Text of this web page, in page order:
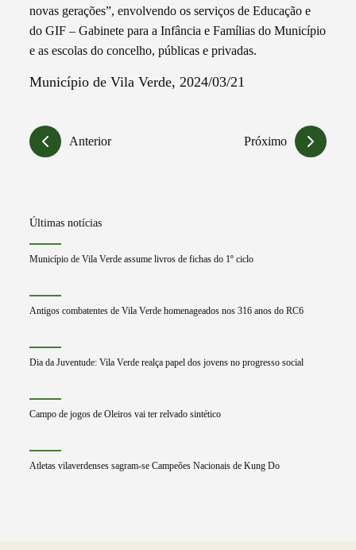
novas gerações”, envolvendo os serviços de Educação e
do GIF – Gabinete para a Infância e Famílias do Município
e as escolas do concelho, públicas e privadas.
Município de Vila Verde, 2024/03/21
Anterior Próximo
Últimas notícias
Município de Vila Verde assume livros de fichas do 1º ciclo
Antigos combatentes de Vila Verde homenageados nos 316 anos do RC6
Dia da Juventude: Vila Verde realça papel dos jovens no progresso social
Campo de jogos de Oleiros vai ter relvado sintético
Atletas vilaverdenses sagram-se Campeões Nacionais de Kung Do